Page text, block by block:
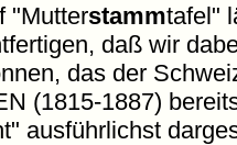
"Mutterstammtafel"
daß wir
das der
(1815-1887)
ausführlichst